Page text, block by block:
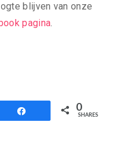
blijven van onze
pagina.
0
SHARES